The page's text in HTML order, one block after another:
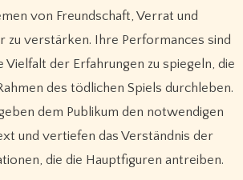
von Freundschaft, Verrat und
zu verstärken. Ihre Performances sind
Vielfalt der Erfahrungen zu spiegeln, die
des tödlichen Spiels durchleben.
dem Publikum den notwendigen
und vertiefen das Verständnis der
die die Hauptfiguren antreiben.